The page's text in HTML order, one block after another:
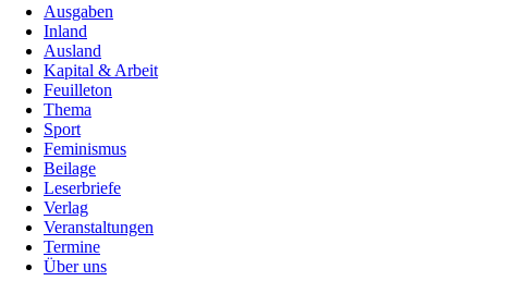
Ausgaben
Inland
Ausland
Kapital & Arbeit
Feuilleton
Thema
Sport
Feminismus
Beilage
Leserbriefe
Verlag
Veranstaltungen
Termine
Über uns